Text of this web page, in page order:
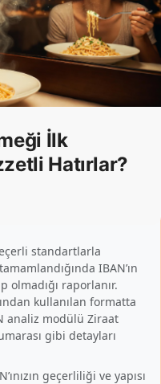
standartlarla
IBAN’ın
olmadığı raporlanır.
kullanılan formatta
analiz modülü Ziraat
gibi detayları
geçerliliği ve yapısı